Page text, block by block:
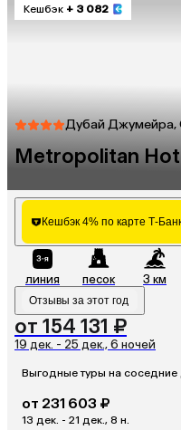
Кешбэк + 3 082
Дубай
Metropolitan
Кешбэк 4% по карте Т-
линия песок 3 км
Отзывы за этот год
от 154 131 ₽
19 дек. - 25 дек., 6 ночей
Выгодные туры на соседние
от 231 603 ₽
13 дек. - 21 дек., 8 н.